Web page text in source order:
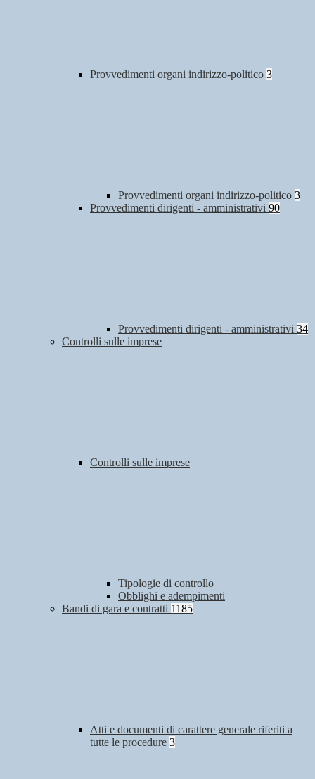
Provvedimenti organi indirizzo-politico 3
Provvedimenti organi indirizzo-politico 3
Provvedimenti dirigenti - amministrativi 90
Provvedimenti dirigenti - amministrativi 34
Controlli sulle imprese
Controlli sulle imprese
Tipologie di controllo
Obblighi e adempimenti
Bandi di gara e contratti 1185
Atti e documenti di carattere generale riferiti a
tutte le procedure 3